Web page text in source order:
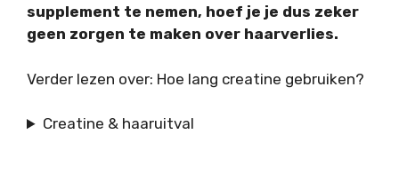
supplement te nemen, hoef je je dus zeker
geen zorgen te maken over haarverlies.
Verder lezen over: Hoe lang creatine gebruiken?
Creatine & haaruitval